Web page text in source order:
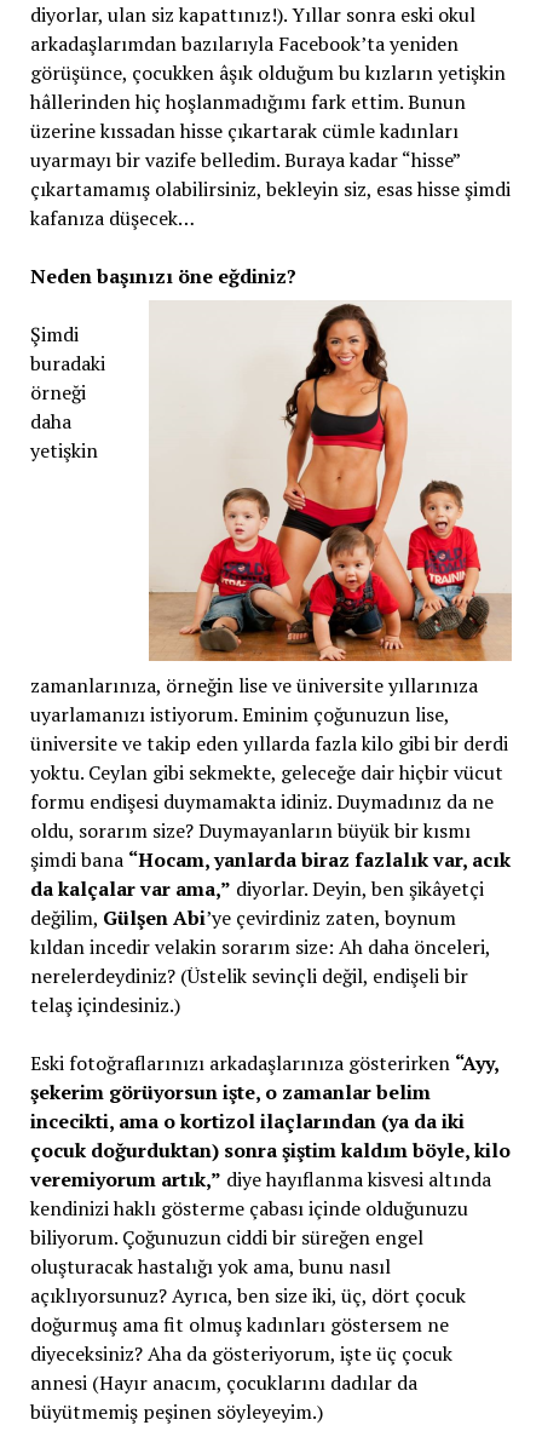
diyorlar, ulan siz kapattınız!). Yıllar sonra eski okul
arkadaşlarımdan bazılarıyla Facebook’ta yeniden
görüşünce, çocukken âşık olduğum bu kızların yetişkin
hâllerinden hiç hoşlanmadığımı fark ettim. Bunun
üzerine kıssadan hisse çıkartarak cümle kadınları
uyarmayı bir vazife belledim. Buraya kadar “hisse”
çıkartamamış olabilirsiniz, bekleyin siz, esas hisse şimdi
kafanıza düşecek…
Neden başınızı öne eğdiniz?
Şimdi
buradaki
örneği
daha
yetişkin
zamanlarınıza, örneğin lise ve üniversite yıllarınıza
uyarlamanızı istiyorum. Eminim çoğunuzun lise,
üniversite ve takip eden yıllarda fazla kilo gibi bir derdi
yoktu. Ceylan gibi sekmekte, geleceğe dair hiçbir vücut
formu endişesi duymamakta idiniz. Duymadınız da ne
oldu, sorarım size? Duymayanların büyük bir kısmı
şimdi bana “Hocam, yanlarda biraz fazlalık var, acık
da kalçalar var ama,” diyorlar. Deyin, ben şikâyetçi
değilim, Gülşen Abi’ye çevirdiniz zaten, boynum
kıldan incedir velakin sorarım size: Ah daha önceleri,
nerelerdeydiniz? (Üstelik sevinçli değil, endişeli bir
telaş içindesiniz.)
Eski fotoğraflarınızı arkadaşlarınıza gösterirken “Ayy,
şekerim görüyorsun işte, o zamanlar belim
incecikti, ama o kortizol ilaçlarından (ya da iki
çocuk doğurduktan) sonra şiştim kaldım böyle, kilo
veremiyorum artık,” diye hayıflanma kisvesi altında
kendinizi haklı gösterme çabası içinde olduğunuzu
biliyorum. Çoğunuzun ciddi bir süreğen engel
oluşturacak hastalığı yok ama, bunu nasıl
açıklıyorsunuz? Ayrıca, ben size iki, üç, dört çocuk
doğurmuş ama fit olmuş kadınları göstersem ne
diyeceksiniz? Aha da gösteriyorum, işte üç çocuk
annesi (Hayır anacım, çocuklarını dadılar da
büyütmemiş peşinen söyleyeyim.)